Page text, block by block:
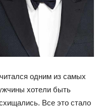
одним из самых
хотели быть
Все это стало